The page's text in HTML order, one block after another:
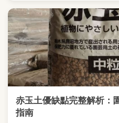
赤玉土優缺點完整解析：
指南